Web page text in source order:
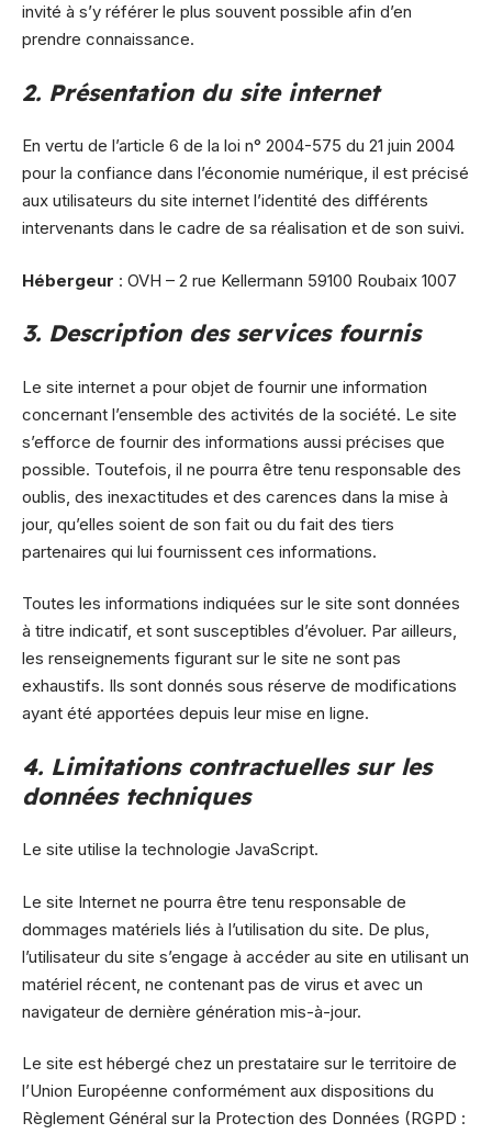
invité à s’y référer le plus souvent possible afin d’en
prendre connaissance.
2. Présentation du site internet
En vertu de l’article 6 de la loi n° 2004-575 du 21 juin 2004
pour la confiance dans l’économie numérique, il est précisé
aux utilisateurs du site internet l’identité des différents
intervenants dans le cadre de sa réalisation et de son suivi.
Hébergeur : OVH – 2 rue Kellermann 59100 Roubaix 1007
3. Description des services fournis
Le site internet a pour objet de fournir une information
concernant l’ensemble des activités de la société. Le site
s’efforce de fournir des informations aussi précises que
possible. Toutefois, il ne pourra être tenu responsable des
oublis, des inexactitudes et des carences dans la mise à
jour, qu’elles soient de son fait ou du fait des tiers
partenaires qui lui fournissent ces informations.
Toutes les informations indiquées sur le site sont données
à titre indicatif, et sont susceptibles d’évoluer. Par ailleurs,
les renseignements figurant sur le site ne sont pas
exhaustifs. Ils sont donnés sous réserve de modifications
ayant été apportées depuis leur mise en ligne.
4. Limitations contractuelles sur les
données techniques
Le site utilise la technologie JavaScript.
Le site Internet ne pourra être tenu responsable de
dommages matériels liés à l’utilisation du site. De plus,
l’utilisateur du site s’engage à accéder au site en utilisant un
matériel récent, ne contenant pas de virus et avec un
navigateur de dernière génération mis-à-jour.
Le site est hébergé chez un prestataire sur le territoire de
l’Union Européenne conformément aux dispositions du
Règlement Général sur la Protection des Données (RGPD :